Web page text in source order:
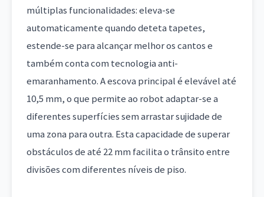
múltiplas funcionalidades: eleva-se
automaticamente quando deteta tapetes,
estende-se para alcançar melhor os cantos e
também conta com tecnologia anti-
emaranhamento. A escova principal é elevável até
10,5 mm, o que permite ao robot adaptar-se a
diferentes superfícies sem arrastar sujidade de
uma zona para outra. Esta capacidade de superar
obstáculos de até 22 mm facilita o trânsito entre
divisões com diferentes níveis de piso.